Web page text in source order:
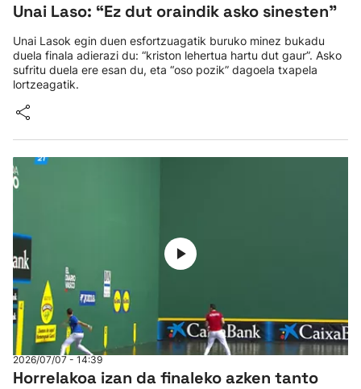
Unai Laso: “Ez dut oraindik asko sinesten”
Unai Lasok egin duen esfortzuagatik buruko minez bukadu
duela finala adierazi du: “kriston lehertua hartu dut gaur”. Asko
sufritu duela ere esan du, eta “oso pozik” dagoela txapela
lortzeagatik.
2026/07/07 - 14:39
Horrelakoa izan da finaleko azken tanto